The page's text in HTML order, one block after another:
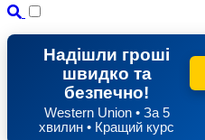
Надішли гроші
швидко та
безпечно!
Western Union • За 5
хвилин • Кращий курс